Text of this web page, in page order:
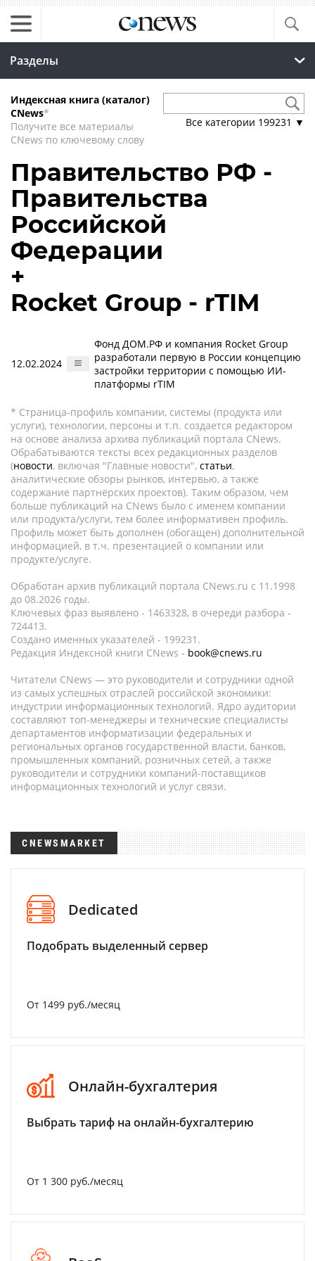
Разделы
Индексная книга (каталог)
CNews*
Получите все материалы
CNews по ключевому слову
Все категории 199231 ▼
Правительство РФ -
Правительства
Российской
Федерации
+
Rocket Group - rTIM
12.02.2024
Фонд ДОМ.РФ и компания Rocket Group
разработали первую в России концепцию
застройки территории с помощью ИИ-
платформы rTIM
* Страница-профиль компании, системы (продукта или
услуги), технологии, персоны и т.п. создается редактором
на основе анализа архива публикаций портала CNews.
Обрабатываются тексты всех редакционных разделов
(новости, включая "Главные новости", статьи,
аналитические обзоры рынков, интервью, а также
содержание партнёрских проектов). Таким образом, чем
больше публикаций на CNews было с именем компании
или продукта/услуги, тем более информативен профиль.
Профиль может быть дополнен (обогащен) дополнительной
информацией, в т.ч. презентацией о компании или
продукте/услуге.
Обработан архив публикаций портала CNews.ru c 11.1998
до 08.2026 годы.
Ключевых фраз выявлено - 1463328, в очереди разбора -
724413.
Создано именных указателей - 199231.
Редакция Индексной книги CNews - book@cnews.ru
Читатели CNews — это руководители и сотрудники одной
из самых успешных отраслей российской экономики:
индустрии информационных технологий. Ядро аудитории
составляют топ-менеджеры и технические специалисты
департаментов информатизации федеральных и
региональных органов государственной власти, банков,
промышленных компаний, розничных сетей, а также
руководители и сотрудники компаний-поставщиков
информационных технологий и услуг связи.
CNEWSMARKET
Dedicated
Подобрать выделенный сервер
От 1499 руб./месяц
Онлайн-бухгалтерия
Выбрать тариф на онлайн-бухгалтерию
От 1 300 руб./месяц